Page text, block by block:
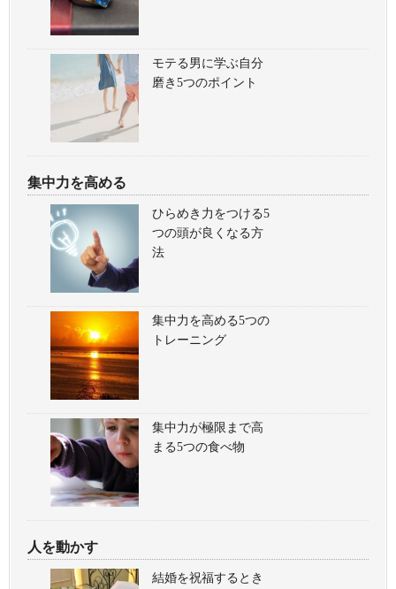
モテる男に学ぶ自分
磨き5つのポイント
集中力を高める
ひらめき力をつける5
つの頭が良くなる方
法
集中力を高める5つの
トレーニング
集中力が極限まで高
まる5つの食べ物
人を動かす
結婚を祝福するとき